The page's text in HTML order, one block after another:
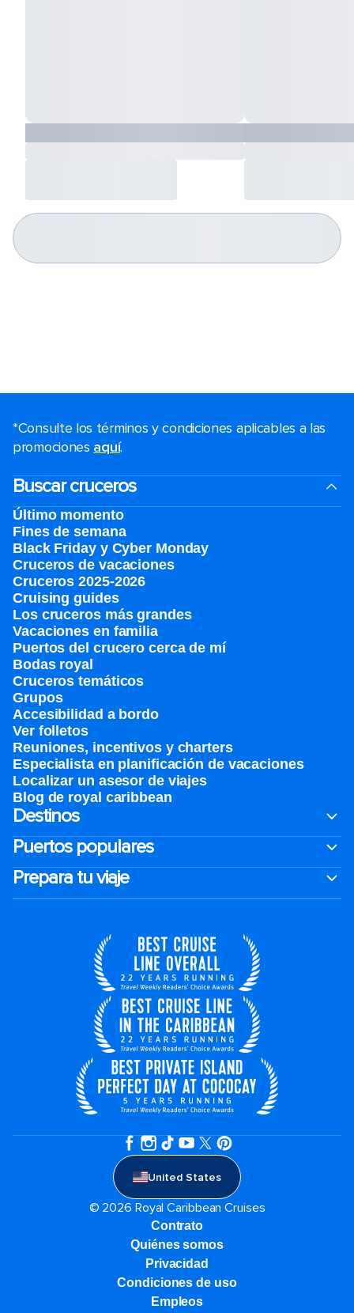
*Consulte los términos y condiciones aplicables a las
promociones aquí.
Buscar cruceros
Último momento
Fines de semana
Black Friday y Cyber Monday
Cruceros de vacaciones
Cruceros 2025-2026
Cruising guides
Los cruceros más grandes
Vacaciones en familia
Puertos del crucero cerca de mí
Bodas royal
Cruceros temáticos
Grupos
Accesibilidad a bordo
Ver folletos
Reuniones, incentivos y charters​
Especialista en planificación de vacaciones
Localizar un asesor de viajes
Blog de royal caribbean
Destinos
Puertos populares
Prepara tu viaje
United States
© 2026 Royal Caribbean Cruises
Contrato
Quiénes somos
Privacidad
Condiciones de uso
Empleos